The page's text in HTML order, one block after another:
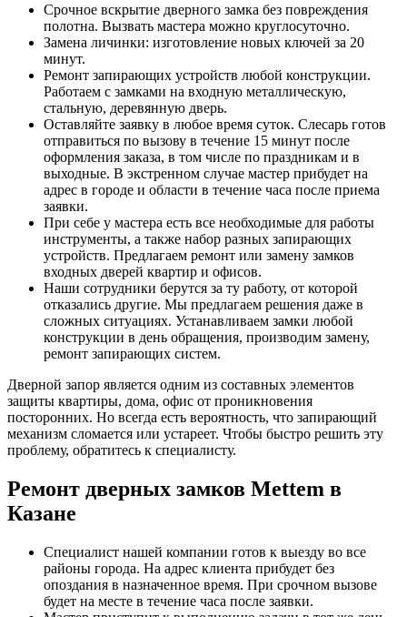
Срочное вскрытие дверного замка без повреждения
полотна. Вызвать мастера можно круглосуточно.
Замена личинки: изготовление новых ключей за 20
минут.
Ремонт запирающих устройств любой конструкции.
Работаем с замками на входную металлическую,
стальную, деревянную дверь.
Оставляйте заявку в любое время суток. Слесарь готов
отправиться по вызову в течение 15 минут после
оформления заказа, в том числе по праздникам и в
выходные. В экстренном случае мастер прибудет на
адрес в городе и области в течение часа после приема
заявки.
При себе у мастера есть все необходимые для работы
инструменты, а также набор разных запирающих
устройств. Предлагаем ремонт или замену замков
входных дверей квартир и офисов.
Наши сотрудники берутся за ту работу, от которой
отказались другие. Мы предлагаем решения даже в
сложных ситуациях. Устанавливаем замки любой
конструкции в день обращения, производим замену,
ремонт запирающих систем.
Дверной запор является одним из составных элементов
защиты квартиры, дома, офис от проникновения
посторонних. Но всегда есть вероятность, что запирающий
механизм сломается или устареет. Чтобы быстро решить эту
проблему, обратитесь к специалисту.
Ремонт дверных замков Mettem в
Казане
Специалист нашей компании готов к выезду во все
районы города. На адрес клиента прибудет без
опоздания в назначенное время. При срочном вызове
будет на месте в течение часа после заявки.